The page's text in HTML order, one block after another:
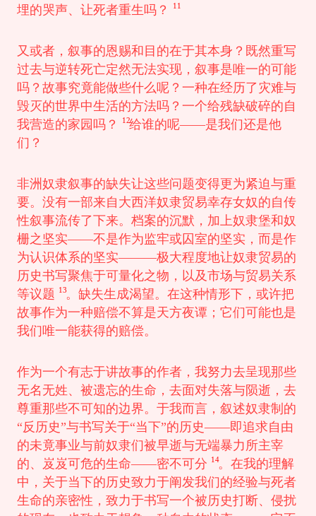
埋的哭声、让死者重生吗？
11
又或者，叙事的恩赐和目的在于其本身？既然重写
过去与逆转死亡定然无法实现，叙事是唯一的可能
吗？故事究竟能做些什么呢？一种在经历了灾难与
毁灭的世界中生活的方法吗？一个给残缺破碎的自
我营造的家园吗？
12给谁的呢——是我们还是他
们？
非洲奴隶叙事的缺失让这些问题变得更为紧迫与重
要。没有一部来自大西洋奴隶贸易幸存女奴的自传
性叙事流传了下来。档案的沉默，加上奴隶堡和奴
栅之坚实——不是作为监牢或囚室的坚实，而是作
为认识体系的坚实———极大程度地让奴隶贸易的
历史书写聚焦于可量化之物，以及市场与贸易关系
等议题 13。缺失生成渴望。在这种情形下，或许把
故事作为一种赔偿不算是天方夜谭；它们可能也是
我们唯一能获得的赔偿。
作为一个有志于讲故事的作者，我努力去呈现那些
无名无姓、被遗忘的生命，去面对失落与陨逝，去
尊重那些不可知的边界。于我而言，叙述奴隶制的
“反历史”与书写关于“当下”的历史——即追求自由
的未竟事业与前奴隶们被早逝与无端暴力所主宰
的、岌岌可危的生命——密不可分 14。在我的理解
中，关于当下的历史致力于阐发我们的经验与死者
生命的亲密性，致力于书写一个被历史打断、侵扰